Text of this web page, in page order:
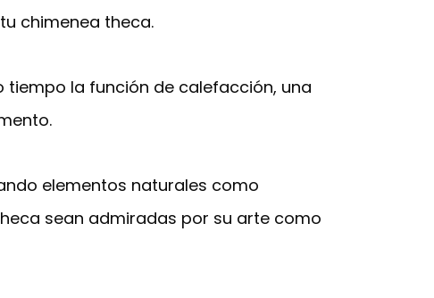
chimenea theca.
la función de calefacción, una
elementos naturales como
sean admiradas por su arte como